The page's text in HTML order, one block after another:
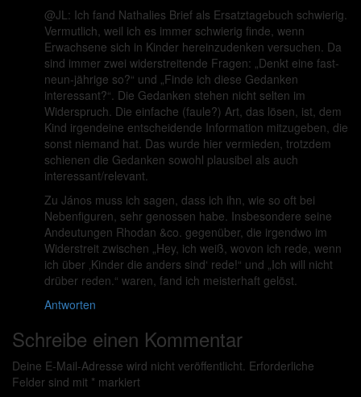
@JL: Ich fand Nathalies Brief als Ersatztagebuch schwierig.
Vermutlich, weil ich es immer schwierig finde, wenn
Erwachsene sich in Kinder hereinzudenken versuchen. Da
sind immer zwei widerstreitende Fragen: „Denkt eine fast-
neun-jährige so?“ und „Finde ich diese Gedanken
interessant?“. Die Gedanken stehen nicht selten im
Widerspruch. Die einfache (faule?) Art, das lösen, ist, dem
Kind irgendeine entscheidende Information mitzugeben, die
sonst niemand hat. Das wurde hier vermieden, trotzdem
schienen die Gedanken sowohl plausibel als auch
interessant/relevant.
Zu János muss ich sagen, dass ich ihn, wie so oft bei
Nebenfiguren, sehr genossen habe. Insbesondere seine
Andeutungen Rhodan &co. gegenüber, die irgendwo im
Widerstreit zwischen „Hey, ich weiß, wovon ich rede, wenn
ich über ‚Kinder die anders sind‘ rede!“ und „Ich will nicht
drüber reden.“ waren, fand ich meisterhaft gelöst.
Antworten
Schreibe einen Kommentar
Deine E-Mail-Adresse wird nicht veröffentlicht. Erforderliche
Felder sind mit * markiert